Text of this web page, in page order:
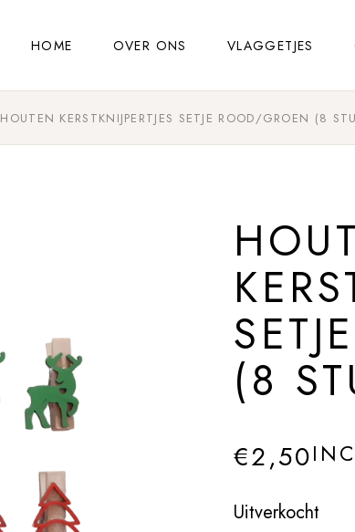
HOME OVER ONS VLAGGETJES
HOUTEN KERSTKNIJPERTJES SETJE ROOD/GROEN (8
(8
€2,50
Uitverkocht